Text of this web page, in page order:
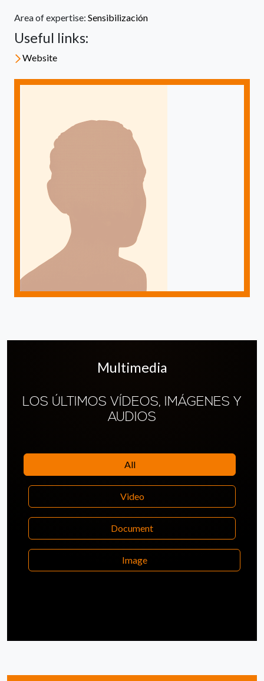
Area of expertise: Sensibilización
Useful links:
Website
Multimedia
LOS ÚLTIMOS VÍDEOS, IMÁGENES Y
AUDIOS
All
Video
Document
Image